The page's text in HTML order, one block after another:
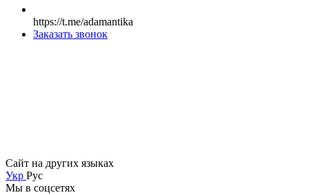
https://t.me/adamantika
Заказать звонок
Сайт на других языках
Укр Рус
Мы в соцсетях